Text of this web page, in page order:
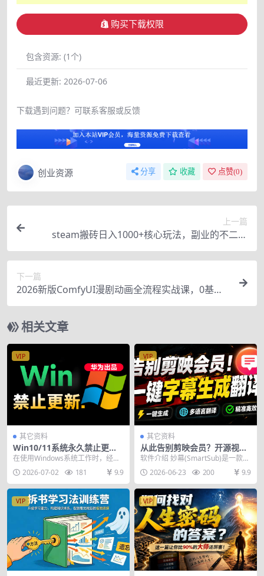
购买下载权限
包含资源: (1个)
最近更新: 2026-07-06
下载遇到问题？可联系客服或反馈
创业资源 分享 收藏 点赞(0)
上一篇
steam搬砖日入1000+核心玩法，副业的不二之
选，收益已经十分稳定
下一篇
2026新版ComfyUI漫剧动画全流程实战课，0基础
入门到进阶全流程动态漫，轻松实现流量变现
相关文章
VIP
其它资料
Win10/11系统永久禁止更
新！华为出品小工具，避免频
繁更新Win系统出问题，电脑
必备工具Win系统禁止更新
在使用Windows系统工作时，经常
会遇到系统自动更新的烦扰，打乱
工作节奏不说，...
2026-07-02 181 9.9
VIP
其它资料
从此告别剪映会员？开源视频
字幕生成器，支持离线本地GP
U加速运行，一键视频翻译及
字幕生成，妙幕
软件介绍 妙幕(SmartSub)是一款强
大的音视频字幕生成与多语言翻译
工具，支...
2026-06-23 200 9.9
VIP VIP